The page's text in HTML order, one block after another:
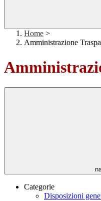
Home >
Amministrazione
Categorie
Disposizioni